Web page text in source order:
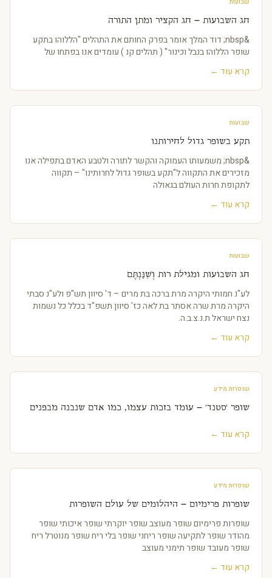
שבועות
חג השבועות – חג הקציר ומתן התורה
&nbsp; דוד המלך אומר בפרק החותם את התהלים "הללוהו בתקע
שופר הללוהו בנבל וכינור" ( תהלים קנ ) עומדים אנו בפתחו של
קרא עוד ←
שבועות
תקע בשופר גדול לחירותנו
&nbsp; משמעותו העמוקה והקשר לתורה ולטבע האדם בתפילה אנו
מזכירים את התקווה ל"תקע בשופר גדול לחרותינו" – תקווה
לתקופת חרות העולם בגאולה
קרא עוד ←
שבועות
חג השבועות ומגילת רות וְשִׁנַּנְתֶּם
לע"נ חמותי היקרה מרת ברכה בת מרים – ד' סיוון תש"פ ולע"נ סבתי
היקרה מרת שרה אסתר בת לאה כז' סיוון תשפ"ד בכלל כל נשמות
נצח ישראל ת.נ.צ.ב.ה.
קרא עוד ←
שופרות מידע
שופר 'סטנד' – עומד בזכות עצמו, כמו אדם שנבנה מבפנים
קרא עוד ←
שופרות מידע
שופרות פרימיום – היהלומים של עולם השופרות
שופרות פרימיום שופר מעוצב שופר יוקרתי שופר איכותי שופר
מהודר שופר לתקיעה שופר ריחני שופר בלי ריח שופר מנוטרל ריח
שופר מעובד שופר תימני מעוצב
קרא עוד ←